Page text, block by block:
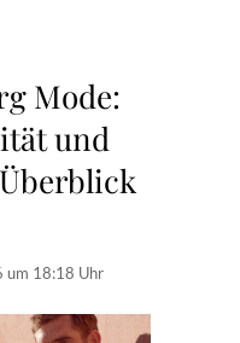
Mode:
und
um 18:18 Uhr